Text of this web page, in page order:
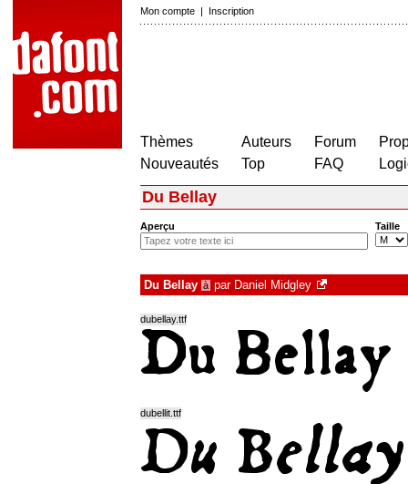
Mon compte | Inscription
Thèmes
Nouveautés
Auteurs
Top
Forum
FAQ
Du Bellay
Aperçu Taille
Du Bellay à par Daniel Midgley
dubellay.ttf
dubellit.ttf